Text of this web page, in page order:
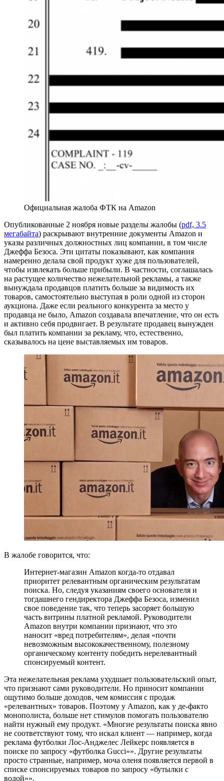
Официальная жалоба ФТК на Amazon
Опубликованные 2 ноября новые разделы жалобы (pdf, 3.5
мегабайта) раскрывают внутренние документы Amazon и
указы различных должностных лиц компании, в том числе
Джеффа Безоса. Эти цитаты показывают, как компания
намеренно делала свой продукт хуже для пользователей,
чтобы извлекать больше прибыли. В частности, соглашалась
на растущее количество нежелательной рекламы, а также
вынуждала продавцов платить больше за видимость их
товаров, самостоятельно выступая в роли одной из сторон
аукциона. Даже если реального конкурента за место у
продавца не было, Amazon создавала впечатление, что он есть
и активно себя продвигает. В результате продавец вынужден
был платить компании за рекламу, что, естественно,
сказывалось на цене выставляемых им товаров.
В жалобе говорится, что:
Интернет-магазин Amazon когда-то отдавал
приоритет релевантным органическим результатам
поиска. Но, следуя указаниям своего основателя и
тогдашнего гендиректора Джеффа Безоса, изменил
свое поведение так, что теперь засоряет большую
часть витрины платной рекламой. Руководители
Amazon внутри компании признают, что это
наносит «вред потребителям», делая «почти
невозможным высококачественному, полезному
органическому контенту победить нерелевантный
спонсируемый контент.
Эта нежелательная реклама ухудшает пользовательский опыт,
что признают сами руководители. Но приносит компании
ощутимо больше доходов, чем комиссия с продаж
«релевантных» товаров. Поэтому у Amazon, как у де-факто
монополиста, больше нет стимулов помогать пользователю
найти нужный ему продукт. «Многие результаты поиска явно
не соответствуют тому, что искал клиент — например, когда
реклама футболки Лос-Анджелес Лейкерс появляется в
поиске по запросу «футболка Gucci»». Другие результаты
просто странные, например, моча оленя появляется первой в
списке спонсируемых товаров по запросу «бутылки с
водой»».